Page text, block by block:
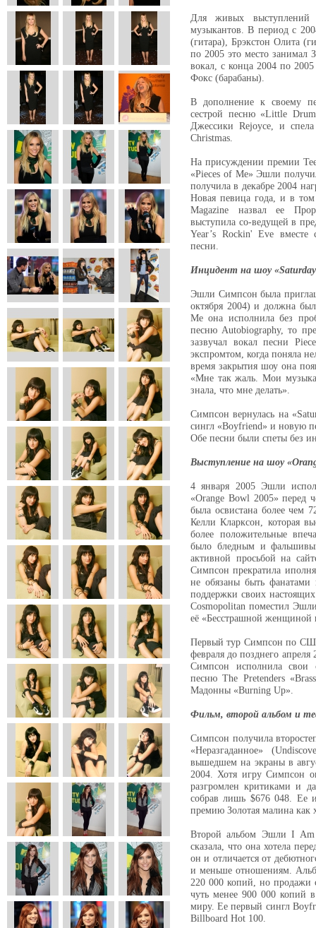
Для живых
музыкантов. В период с
(гитара), Брэкстон Олита
по 2005 это место занимал
вокал, с конца 2004 по
Фокс (барабаны).
В дополнение к своему
сестрой песню «Little
Джессики Rejoyce, и
Christmas.
На присуждении премии
«Pieces of Me» Эшли
получила в декабре 2004
Новая певица года, и в
Magazine назвал ее
выступила со-ведущей в
Year’s Rockin' Eve
песни.
Инцидент на шоу
Эшли Симпсон была
октября 2004) и должна
Me она исполнила без
песню Autobiography, то
зазвучал вокал песни
экспромтом, когда поняла
время закрытия шоу она
«Мне так жаль. Мои
знала, что мне делать».
Симпсон вернулась на
сингл «Boyfriend» и новую
Обе песни были спеты без
Выступление на шоу
4 января 2005 Эшли
«Orange Bowl 2005»
была освистана более чем
Келли Кларксон, которая
более положительные
было бледным и
активной просьбой на
Симпсон прекратила
не обязаны быть
поддержки своих
Cosmopolitan поместил
её «Бесстрашной женщиной
Первый тур Симпсон по
февраля до позднего
Симпсон исполнила свои
песню The Pretenders
Мадонны «Burning Up».
Фильм, второй альбом и
Симпсон получила
«Неразгаданное»
вышедшем на экраны в
2004. Хотя игру Симпсон
разгромлен критиками и
собрав лишь $676 048. Ее
премию Золотая малина как
Второй альбом Эшли I
сказала, что она хотела
он и отличается от
и меньше отношениям.
220 000 копий, но продажи
чуть менее 900 000
миру. Ее первый сингл
Billboard Hot 100.